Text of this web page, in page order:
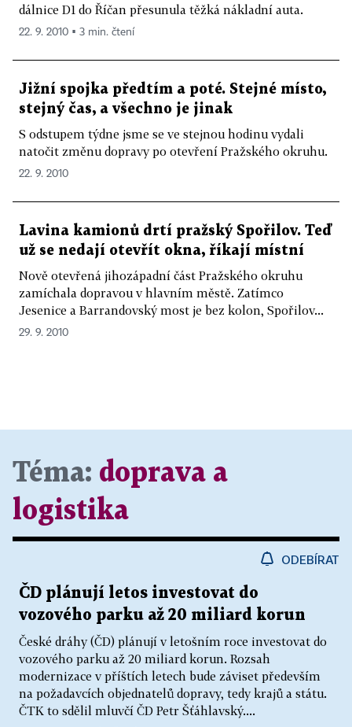
dálnice D1 do Říčan přesunula těžká nákladní auta.
22. 9. 2010 ▪ 3 min. čtení
Jižní spojka předtím a poté. Stejné místo,
stejný čas, a všechno je jinak
S odstupem týdne jsme se ve stejnou hodinu vydali
natočit změnu dopravy po otevření Pražského okruhu.
22. 9. 2010
Lavina kamionů drtí pražský Spořilov. Teď
už se nedají otevřít okna, říkají místní
Nově otevřená jihozápadní část Pražského okruhu
zamíchala dopravou v hlavním městě. Zatímco
Jesenice a Barrandovský most je bez kolon, Spořilov...
29. 9. 2010
Téma: doprava a
logistika
ODEBÍRAT
ČD plánují letos investovat do
vozového parku až 20 miliard korun
České dráhy (ČD) plánují v letošním roce investovat do
vozového parku až 20 miliard korun. Rozsah
modernizace v příštích letech bude záviset především
na požadavcích objednatelů dopravy, tedy krajů a státu.
ČTK to sdělil mluvčí ČD Petr Šťáhlavský....